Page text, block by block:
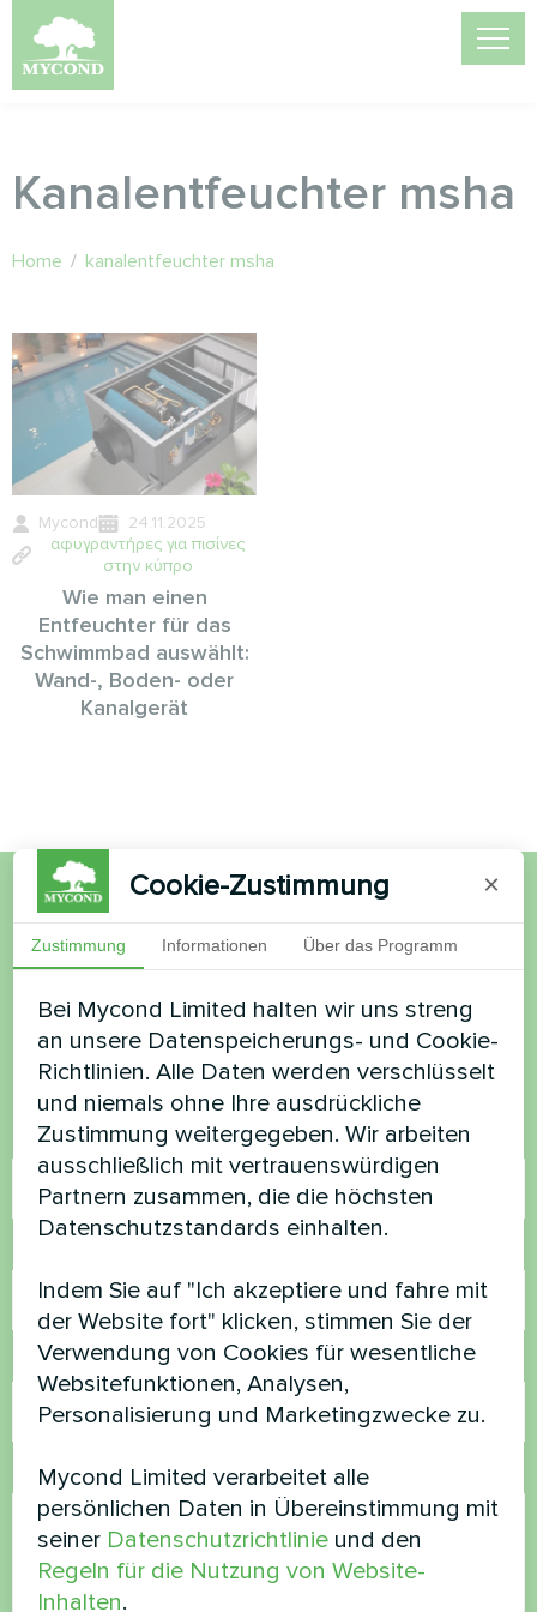
Kanalentfeuchter msha
Home / kanalentfeuchter msha
Mycond
24.11.2025
αφυγραντήρες για πισίνες
στην κύπρο
Wie man einen
Entfeuchter für das
Schwimmbad auswählt:
Wand-, Boden- oder
Kanalgerät
Möchten Sie kaufen oder
haben Sie Fragen?
Kontaktieren Sie uns und wir werden Ihnen
helfen
Name
E-Mail
Kommentar
Cookie-Zustimmung ×
Zustimmung Informationen Über das Programm
Bei Mycond Limited halten wir uns streng
an unsere Datenspeicherungs- und Cookie-
Richtlinien. Alle Daten werden verschlüsselt
und niemals ohne Ihre ausdrückliche
Zustimmung weitergegeben. Wir arbeiten
ausschließlich mit vertrauenswürdigen
Partnern zusammen, die die höchsten
Datenschutzstandards einhalten.
Indem Sie auf "Ich akzeptiere und fahre mit
der Website fort" klicken, stimmen Sie der
Verwendung von Cookies für wesentliche
Websitefunktionen, Analysen,
Personalisierung und Marketingzwecke zu.
Mycond Limited verarbeitet alle
persönlichen Daten in Übereinstimmung mit
seiner Datenschutzrichtlinie und den
Regeln für die Nutzung von Website-
Inhalten.